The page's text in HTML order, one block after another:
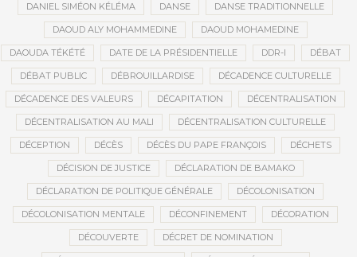
DANIEL SIMÉON KÉLÉMA DANSE DANSE TRADITIONNELLE
DAOUD ALY MOHAMMEDINE DAOUD MOHAMEDINE
DAOUDA TÉKÉTÉ DATE DE LA PRÉSIDENTIELLE DDR-I DÉBAT
DÉBAT PUBLIC DÉBROUILLARDISE DÉCADENCE CULTURELLE
DÉCADENCE DES VALEURS DÉCAPITATION DÉCENTRALISATION
DÉCENTRALISATION AU MALI DÉCENTRALISATION CULTURELLE
DÉCEPTION DÉCÈS DÉCÈS DU PAPE FRANÇOIS DÉCHETS
DÉCISION DE JUSTICE DÉCLARATION DE BAMAKO
DÉCLARATION DE POLITIQUE GÉNÉRALE DÉCOLONISATION
DÉCOLONISATION MENTALE DÉCONFINEMENT DÉCORATION
DÉCOUVERTE DÉCRET DE NOMINATION